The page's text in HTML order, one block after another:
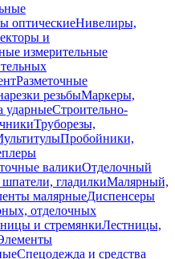
оптическиеНивелиры,
и
измерительные
Разметочные
резьбыМаркеры,
ударныеСтроительно-
Труборезы,
Пробойники,
валикиОтделочный
гладилкиМалярный,
малярныеДиспенсеры
отделочных
и стремянкиЛестницы,
Спецодежда и средства